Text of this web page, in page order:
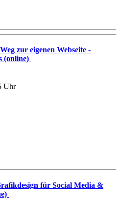
zur eigenen Webseite -
(online)
Uhr
für Social Media &